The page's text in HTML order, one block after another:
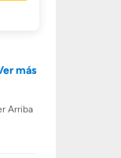
más
Arriba